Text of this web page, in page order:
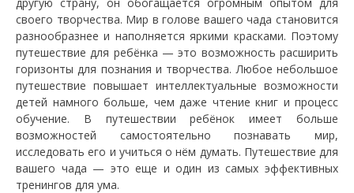
своего творчества. Мир в голове вашего чада становится
разнообразнее и наполняется яркими красками. Поэтому
путешествие для ребёнка — это возможность расширить
горизонты для познания и творчества. Любое небольшое
путешествие повышает интеллектуальные возможности
детей намного больше, чем даже чтение книг и процесс
обучение. В путешествии ребёнок имеет больше
возможностей самостоятельно познавать мир,
исследовать его и учиться о нём думать. Путешествие для
вашего чада — это еще и один из самых эффективных
тренингов для ума.